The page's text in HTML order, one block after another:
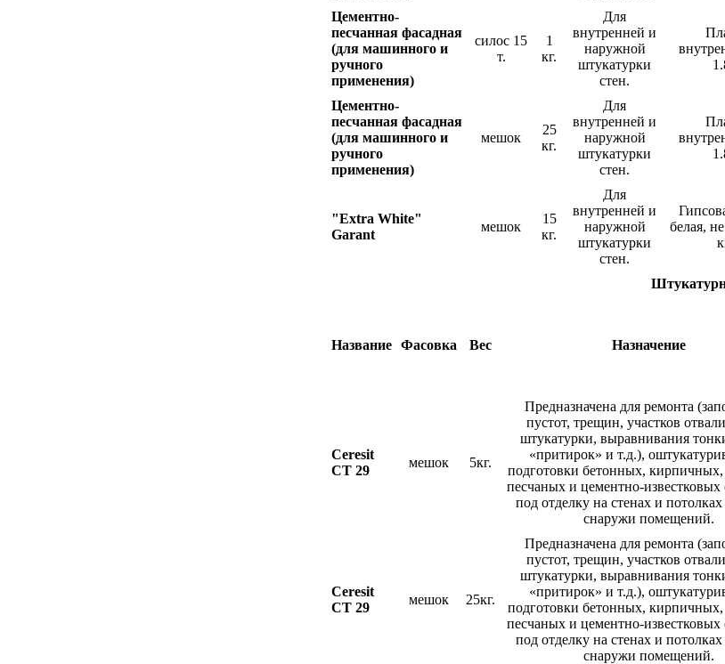
Цементно-
песчанная фасадная
(для машинного и
ручного
применения)
силос 15
т.
1
кг.
Для
внутренней и
наружной
штукатурки
стен.
Цементно-
песчанная фасадная
(для машинного и
ручного
применения)
мешок
25
кг.
Для
внутренней и
наружной
штукатурки
стен.
"Extra White"
Garant
мешок
15
кг.
Для
внутренней и
наружной
штукатурки
стен.
белая,
Название Фасовка Вес Назначение
Ceresit
CT 29
мешок 5кг.
Предназначена для ремонта
пустот, трещин, участков
штукатурки, выравнивания
«притирок» и т.д.),
подготовки бетонных,
песчаных и цементно-известковых
под отделку на стенах и
снаружи помещений.
Ceresit
CT 29
мешок 25кг.
Предназначена для ремонта
пустот, трещин, участков
штукатурки, выравнивания
«притирок» и т.д.),
подготовки бетонных,
песчаных и цементно-известковых
под отделку на стенах и
снаружи помещений.